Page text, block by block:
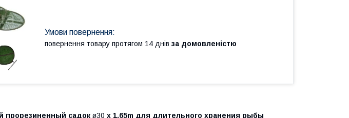
повернення товару протягом 14 днів за домовленістю
прорезиненный садок ø30 х 1.65m для длительного хранения рыбы